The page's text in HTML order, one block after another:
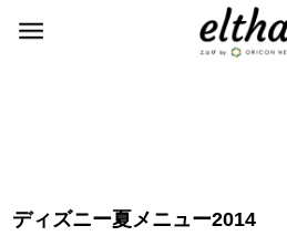
ディズニー夏メニュー2014